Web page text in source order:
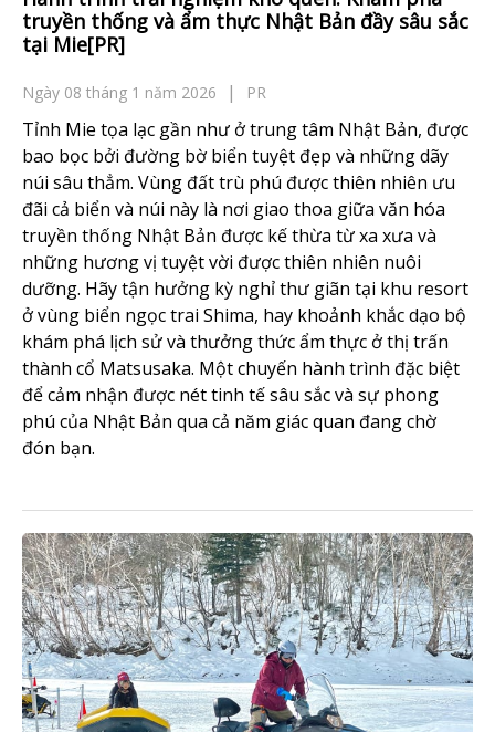
truyền thống và ẩm thực Nhật Bản đầy sâu sắc
tại Mie[PR]
Ngày 08 tháng 1 năm 2026 PR
Tỉnh Mie tọa lạc gần như ở trung tâm Nhật Bản, được
bao bọc bởi đường bờ biển tuyệt đẹp và những dãy
núi sâu thẳm. Vùng đất trù phú được thiên nhiên ưu
đãi cả biển và núi này là nơi giao thoa giữa văn hóa
truyền thống Nhật Bản được kế thừa từ xa xưa và
những hương vị tuyệt vời được thiên nhiên nuôi
dưỡng. Hãy tận hưởng kỳ nghỉ thư giãn tại khu resort
ở vùng biển ngọc trai Shima, hay khoảnh khắc dạo bộ
khám phá lịch sử và thưởng thức ẩm thực ở thị trấn
thành cổ Matsusaka. Một chuyến hành trình đặc biệt
để cảm nhận được nét tinh tế sâu sắc và sự phong
phú của Nhật Bản qua cả năm giác quan đang chờ
đón bạn.